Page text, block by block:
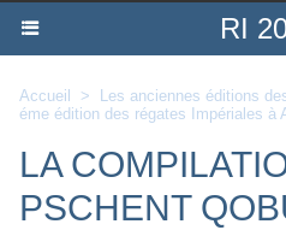
RI
Accueil > Les anciennes éditions
éme édition des régates Impériales à
LA
PSCHENT